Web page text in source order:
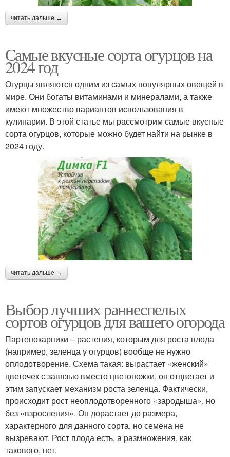
читать дальше →
Самые вкусные сорта огурцов на
2024 год
Огурцы являются одним из самых популярных овощей в
мире. Они богаты витаминами и минералами, а также
имеют множество вариантов использования в
кулинарии. В этой статье мы рассмотрим самые вкусные
сорта огурцов, которые можно будет найти на рынке в
2024 году.
читать дальше →
Выбор лучших раннеспелых
сортов огурцов для вашего огорода
Партенокарпики – растения, которым для роста плода
(например, зеленца у огурцов) вообще не нужно
оплодотворение. Схема такая: вырастает «женский»
цветочек с завязью вместо цветоножки, он отцветает и
этим запускает механизм роста зеленца. Фактически,
происходит рост неоплодотворенного «зародыша», но
без «взросления». Он дорастает до размера,
характерного для данного сорта, но семена не
вызревают. Рост плода есть, а размножения, как
такового, нет.